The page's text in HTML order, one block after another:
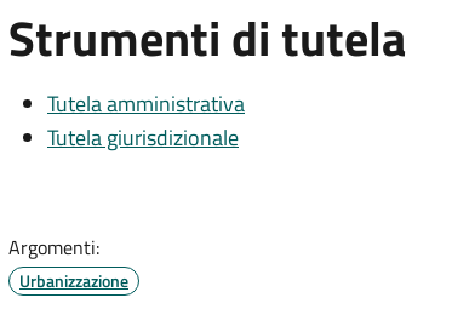
Strumenti di tutela
Tutela amministrativa
Tutela giurisdizionale
Argomenti:
Urbanizzazione